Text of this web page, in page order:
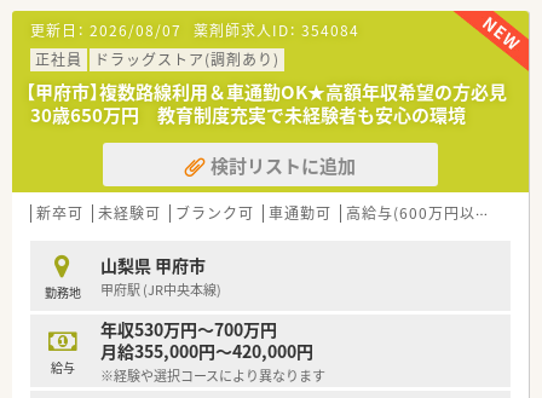
【法人特徴について】
■山梨県内で17店舗を展開する大手法人であり、居宅介護支援
事業所の運営など、地域医療を多角的に支える安定した経営基盤
です。
■社長も薬剤師として現場に立っているため、スタッフの意見が
経営層に届きやすく、現場の悩みを汲み取って改善する風通しが
■本部常駐のラウンダーが在籍しているため、急な欠員時や有給
取得の際にもサポートを受けやすく、休みが取りやすい体制が魅
力です。
【勤務実態について】
■平日は18時まで、土曜は12時30分までの勤務で、日曜・祝日は
定休日です。
■本部所属のラウンダー薬剤師が複数名いるため、急なお休みに
も対応しやすい体制です。
■有給休暇は法定通り付与され、産休・育休の取得実績も豊富に
ございます。
【想定される業務内容】
■門前の総合病院から応需する、調剤、監査、服薬指導といった
■内科、消化器科、脳外科、産婦人科など多岐にわたる処方箋を
経験できます。
■プライバシーに配慮されたセパレート型の着座投薬口で、患者
様とじっくり向き合えます。
【法人特徴について】
■山梨県内で17店舗の調剤薬局を展開し、居宅介護支援事業所
更新日： 2026/08/07 薬剤師求人ID： 354084
正社員
ドラッグストア(調剤あり)
【甲府市】複数路線利用＆車通勤OK★高額年収希望の方必見
30歳650万円 教育制度充実で未経験者も安心の環境
検討リストに追加
新卒可 未経験可 ブランク可 車通勤可 高給与(600万円以上)
勤務地
山梨県 甲府市
甲府駅 (JR中央本線)
給与
年収530万円～700万円
月給355,000円～420,000円
※経験や選択コースにより異なります